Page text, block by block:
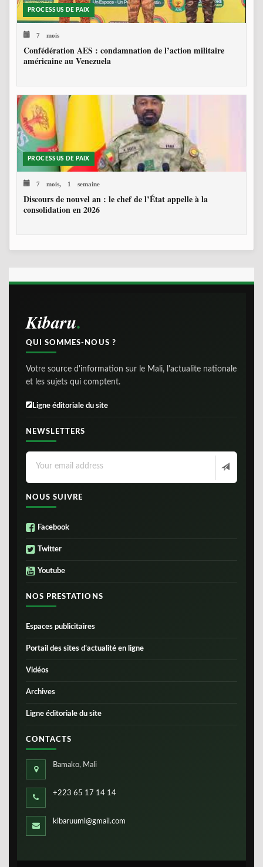
PROCESSUS DE PAIX
7 mois
Confédération AES : condamnation de l’action militaire
américaine au Venezuela
PROCESSUS DE PAIX
7 mois, 1 semaine
Discours de nouvel an : le chef de l’État appelle à la
consolidation en 2026
Kibaru
QUI SOMMES-NOUS ?
Votre source d'information sur le Mali, l'actualite nationale
et les sujets qui comptent.
Ligne éditoriale du site
NEWSLETTERS
NOUS SUIVRE
Facebook
Twitter
Youtube
NOS PRESTATIONS
Espaces publicitaires
Portail des sites d’actualité en ligne
Vidéos
Archives
Ligne éditoriale du site
CONTACTS
Bamako, Mali
+223 65 17 14 14
kibaruuml@gmail.com